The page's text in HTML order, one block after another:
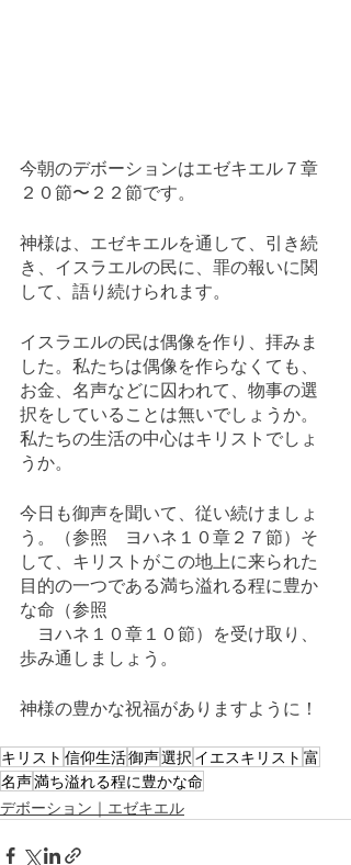
今朝のデボーションはエゼキエル７章
２０節〜２２節です。
神様は、エゼキエルを通して、引き続
き、イスラエルの民に、罪の報いに関
して、語り続けられます。
イスラエルの民は偶像を作り、拝みま
した。私たちは偶像を作らなくても、
お金、名声などに囚われて、物事の選
択をしていることは無いでしょうか。
私たちの生活の中心はキリストでしょ
うか。
今日も御声を聞いて、従い続けましょ
う。（参照　ヨハネ１０章２７節）そ
して、キリストがこの地上に来られた
目的の一つである満ち溢れる程に豊か
な命（参照
ヨハネ１０章１０節）を受け取り、
歩み通しましょう。
神様の豊かな祝福がありますように！
キリスト 信仰生活御声選択 イエスキリスト 富
名声満ち溢れる程に豊かな命
デボーション｜エゼキエル